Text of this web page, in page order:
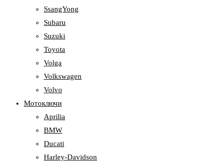
SsangYong
Subaru
Suzuki
Toyota
Volga
Volkswagen
Volvo
Мотоключи
Aprilia
BMW
Ducati
Harley-Davidson